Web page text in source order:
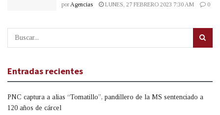
por Agencias LUNES, 27 FEBRERO 2023 7:30 AM 0
Entradas recientes
PNC captura a alias “Tomatillo”, pandillero de la MS sentenciado a
120 años de cárcel